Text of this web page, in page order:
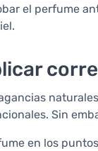
el perfume
Sin
en los